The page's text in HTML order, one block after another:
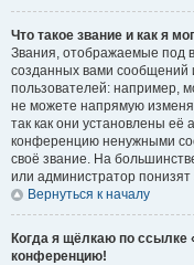
Что такое звание и как я
Звания, отображаемые под
созданных вами
пользователей: например,
не можете напрямую
так как они установлены
конференцию ненужными
своё звание. На
или администратор
Вернуться к началу
Когда я щёлкаю по ссылке
конференцию!